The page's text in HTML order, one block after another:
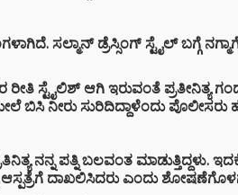
ರಾಹುಲ್‌ ಗಾಂಧಿಗೆ
ಮುಖ್ಯಮಂತ್ರಿ
ಡಿಕೆ ಶಿವಕುಮಾರ್
ಮುಂದಿನ ಸಿಎಂ?
ಸಲ್ಮಾನ್ ಡ್ರೆಸ್ಸಿಂಗ್ ಸ್ಟೈಲ್ ಬಗ್ಗೆ
ಸ್ಟೈಲಿಶ್ ಆಗಿ ಇರುವಂತೆ ಪ್ರತೀನಿತ್ಯ
ಬಿಸಿ ನೀರು ಸುರಿದಿದ್ದಾಳೆಂದು ಪೊಲೀಸರು
ನನ್ನ ಪತ್ನಿ ಬಲವಂತ ಮಾಡುತ್ತಿದ್ದಳು.
ಆಸ್ಪತ್ರೆಗೆ ದಾಖಲಿಸಿದರು ಎಂದು